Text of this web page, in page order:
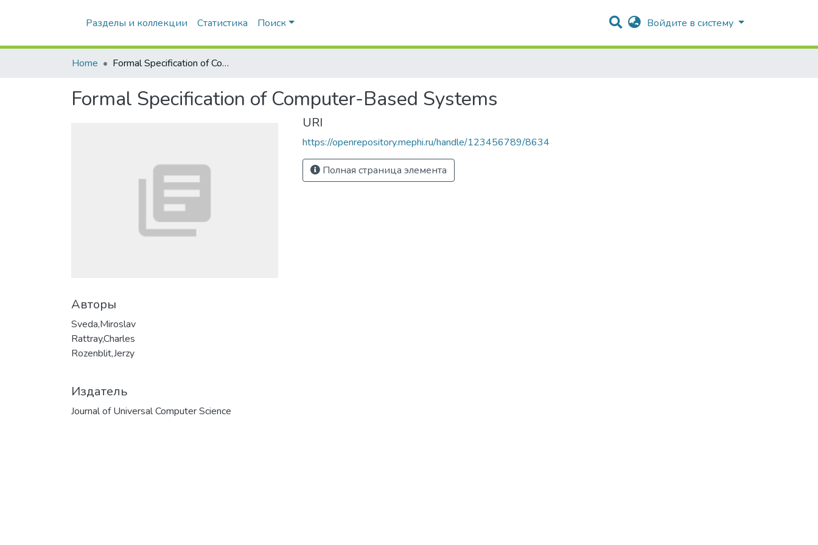
Разделы и коллекции Статистика Поиск Войдите в систему
Home Formal Specification of Computer-Based Systems
Formal Specification of Computer-Based Systems
Авторы
Sveda,Miroslav
Rattray,Charles
Rozenblit,Jerzy
Издатель
Journal of Universal Computer Science
URI
https://openrepository.mephi.ru/handle/123456789/8634
Полная страница элемента